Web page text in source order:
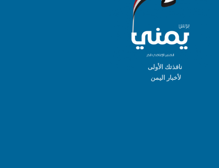
نافذتك الأولى
لأخبار اليمن